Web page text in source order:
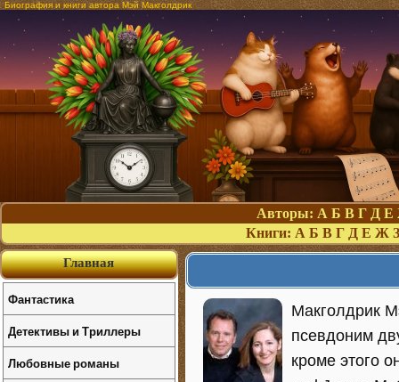
Биография и книги автора Мэй Макголдрик
Авторы: А Б В Г Д Е
Книги: А Б В Г Д Е Ж З
Макголдрик
псевдоним
кроме этого
Главная
Фантастика
Детективы и Триллеры
Любовные романы